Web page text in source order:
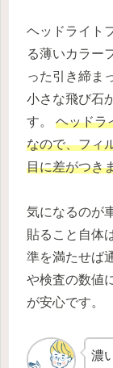
ヘッドライト
る薄いカラー
った引き締ま
小さな飛び石
す。 ヘッドラ
なので、フィ
目に差がつき
気になるのが
貼ること自体
準を満たせば
や検査の数値
が安心です。
濃